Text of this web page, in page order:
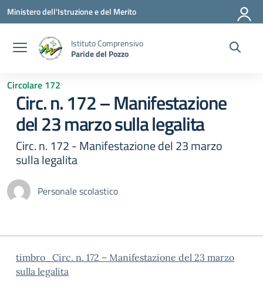
Vai ai contenuti
Vai al menu di navigazione
Vai al footer
Ministero dell'Istruzione e del Merito
Istituto Comprensivo
Paride del Pozzo
Circolare 172
Circ. n. 172 – Manifestazione
del 23 marzo sulla legalita
Circ. n. 172 - Manifestazione del 23 marzo
sulla legalita
Personale scolastico
timbro_Circ. n. 172 – Manifestazione del 23 marzo
sulla legalita